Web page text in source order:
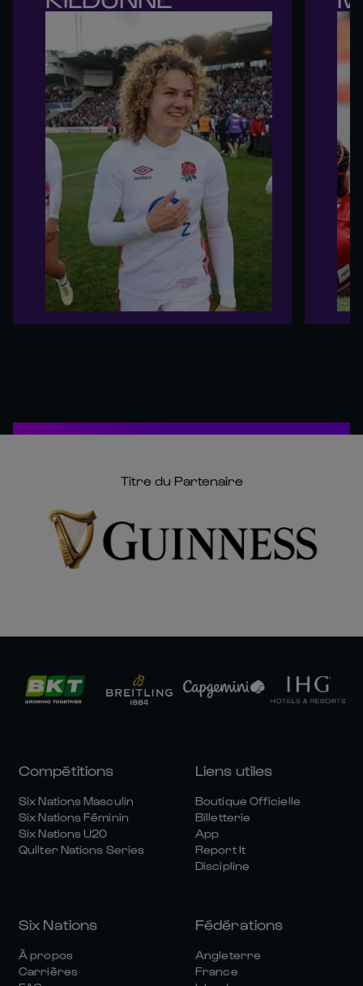
Titre du Partenaire
Compétitions
Six Nations Masculin
Six Nations Féminin
Six Nations U20
Quilter Nations Series
Liens utiles
Boutique Officielle
Billetterie
App
Report It
Discipline
Six Nations
À propos
Carrières
Fédérations
Angleterre
France